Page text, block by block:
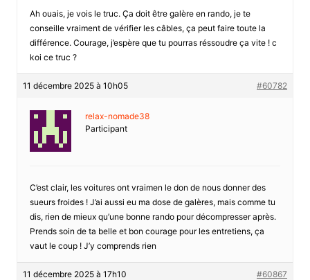
Ah ouais, je vois le truc. Ça doit être galère en rando, je te
conseille vraiment de vérifier les câbles, ça peut faire toute la
différence. Courage, j’espère que tu pourras réssoudre ça vite ! c
koi ce truc ?
11 décembre 2025 à 10h05 #60782
relax-nomade38
Participant
C’est clair, les voitures ont vraimen le don de nous donner des
sueurs froides ! J’ai aussi eu ma dose de galères, mais comme tu
dis, rien de mieux qu’une bonne rando pour décompresser après.
Prends soin de ta belle et bon courage pour les entretiens, ça
vaut le coup ! J’y comprends rien
11 décembre 2025 à 17h10 #60867